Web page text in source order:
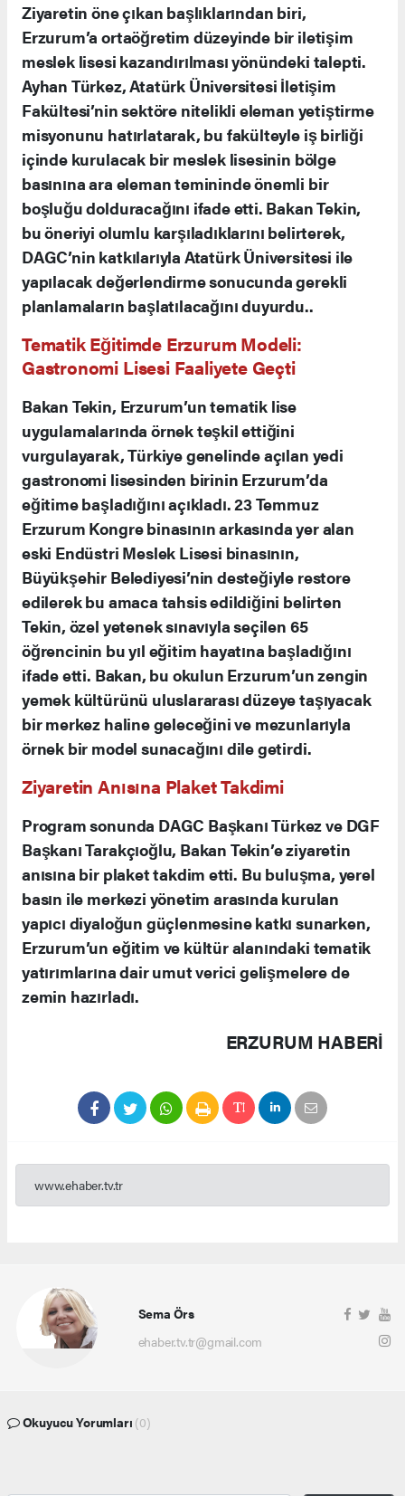
Ziyaretin öne çıkan başlıklarından biri,
Erzurum’a ortaöğretim düzeyinde bir iletişim
meslek lisesi kazandırılması yönündeki talepti.
Ayhan Türkez, Atatürk Üniversitesi İletişim
Fakültesi’nin sektöre nitelikli eleman yetiştirme
misyonunu hatırlatarak, bu fakülteyle iş birliği
içinde kurulacak bir meslek lisesinin bölge
basınına ara eleman temininde önemli bir
boşluğu dolduracağını ifade etti. Bakan Tekin,
bu öneriyi olumlu karşıladıklarını belirterek,
DAGC’nin katkılarıyla Atatürk Üniversitesi ile
yapılacak değerlendirme sonucunda gerekli
planlamaların başlatılacağını duyurdu..
Tematik Eğitimde Erzurum Modeli:
Gastronomi Lisesi Faaliyete Geçti
Bakan Tekin, Erzurum’un tematik lise
uygulamalarında örnek teşkil ettiğini
vurgulayarak, Türkiye genelinde açılan yedi
gastronomi lisesinden birinin Erzurum’da
eğitime başladığını açıkladı. 23 Temmuz
Erzurum Kongre binasının arkasında yer alan
eski Endüstri Meslek Lisesi binasının,
Büyükşehir Belediyesi’nin desteğiyle restore
edilerek bu amaca tahsis edildiğini belirten
Tekin, özel yetenek sınavıyla seçilen 65
öğrencinin bu yıl eğitim hayatına başladığını
ifade etti. Bakan, bu okulun Erzurum’un zengin
yemek kültürünü uluslararası düzeye taşıyacak
bir merkez haline geleceğini ve mezunlarıyla
örnek bir model sunacağını dile getirdi.
Ziyaretin Anısına Plaket Takdimi
Program sonunda DAGC Başkanı Türkez ve DGF
Başkanı Tarakçıoğlu, Bakan Tekin’e ziyaretin
anısına bir plaket takdim etti. Bu buluşma, yerel
basın ile merkezi yönetim arasında kurulan
yapıcı diyaloğun güçlenmesine katkı sunarken,
Erzurum’un eğitim ve kültür alanındaki tematik
yatırımlarına dair umut verici gelişmelere de
zemin hazırladı.
ERZURUM HABERİ
www.ehaber.tv.tr
Sema Örs
ehaber.tv.tr@gmail.com
Okuyucu Yorumları (0)